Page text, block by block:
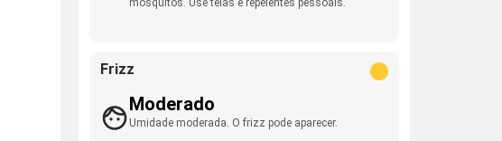
mosquitos. Use telas e repelentes pessoais.
Frizz
Moderado
Umidade moderada. O frizz pode aparecer.